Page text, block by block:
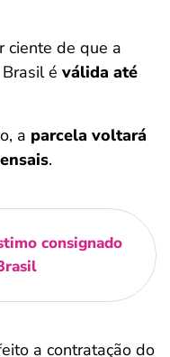
ciente de que a
é válida até
a parcela voltará
.
consignado
a contratação do